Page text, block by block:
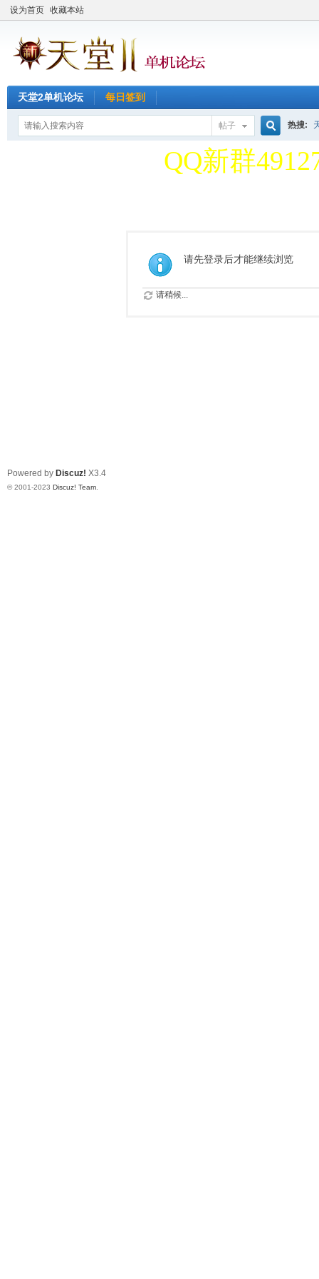
设为首页 收藏本站
天堂2单机论坛 每日签到
帖子 热搜:
天堂2单机
QQ新群
QQ新群
请先登录后才能继续浏览
请稍候...
Powered by Discuz! X3.4
© 2001-2023 Discuz! Team